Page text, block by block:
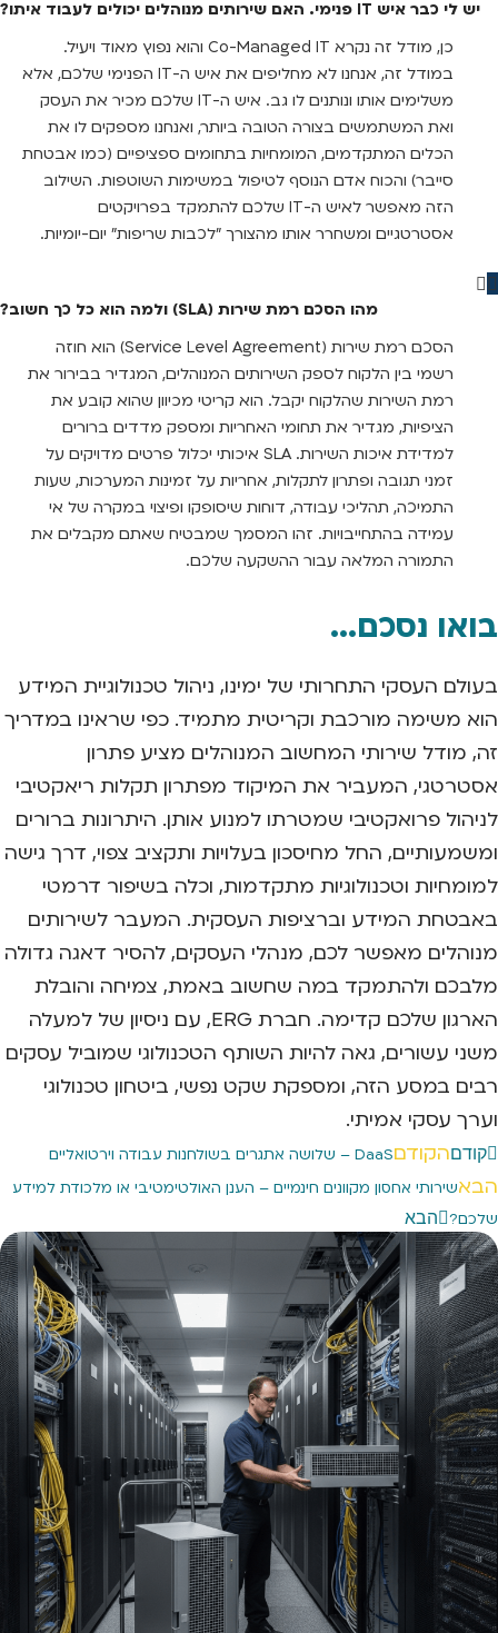
יש לי כבר איש IT פנימי. האם שירותים מנוהלים יכולים לעבוד איתו?
כן, מודל זה נקרא Co-Managed IT והוא נפוץ מאוד ויעיל.
במודל זה, אנחנו לא מחליפים את איש ה-IT הפנימי שלכם, אלא
משלימים אותו ונותנים לו גב. איש ה-IT שלכם מכיר את העסק
ואת המשתמשים בצורה הטובה ביותר, ואנחנו מספקים לו את
הכלים המתקדמים, המומחיות בתחומים ספציפיים (כמו אבטחת
סייבר) והכוח אדם הנוסף לטיפול במשימות השוטפות. השילוב
הזה מאפשר לאיש ה-IT שלכם להתמקד בפרויקטים
אסטרטגיים ומשחרר אותו מהצורך "לכבות שריפות" יום-יומיות.
מהו הסכם רמת שירות (SLA) ולמה הוא כל כך חשוב?
הסכם רמת שירות (Service Level Agreement) הוא חוזה
רשמי בין הלקוח לספק השירותים המנוהלים, המגדיר בבירור את
רמת השירות שהלקוח יקבל. הוא קריטי מכיוון שהוא קובע את
הציפיות, מגדיר את תחומי האחריות ומספק מדדים ברורים
למדידת איכות השירות. SLA איכותי יכלול פרטים מדויקים על
זמני תגובה ופתרון לתקלות, אחריות על זמינות המערכות, שעות
התמיכה, תהליכי עבודה, דוחות שיסופקו ופיצוי במקרה של אי
עמידה בהתחייבויות. זהו המסמך שמבטיח שאתם מקבלים את
התמורה המלאה עבור ההשקעה שלכם.
בואו נסכם...
בעולם העסקי התחרותי של ימינו, ניהול טכנולוגיית המידע
הוא משימה מורכבת וקריטית מתמיד. כפי שראינו במדריך
זה, מודל שירותי המחשוב המנוהלים מציע פתרון
אסטרטגי, המעביר את המיקוד מפתרון תקלות ריאקטיבי
לניהול פרואקטיבי שמטרתו למנוע אותן. היתרונות ברורים
ומשמעותיים, החל מחיסכון בעלויות ותקציב צפוי, דרך גישה
למומחיות וטכנולוגיות מתקדמות, וכלה בשיפור דרמטי
באבטחת המידע וברציפות העסקית. המעבר לשירותים
מנוהלים מאפשר לכם, מנהלי העסקים, להסיר דאגה גדולה
מלבכם ולהתמקד במה שחשוב באמת, צמיחה והובלת
הארגון שלכם קדימה. חברת ERG, עם ניסיון של למעלה
משני עשורים, גאה להיות השותף הטכנולוגי שמוביל עסקים
רבים במסע הזה, ומספקת שקט נפשי, ביטחון טכנולוגי
וערך עסקי אמיתי.
קודםהקודםDaaS – שלושה אתגרים בשולחנות עבודה וירטואליים
הבאשירותי אחסון מקוונים חינמיים – הענן האולטימטיבי או מלכודת למידע
שלכם?
הבא